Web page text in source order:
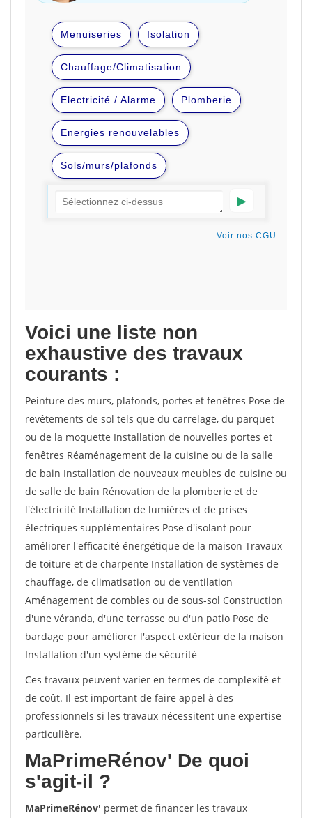
Voici une liste non
exhaustive des travaux
courants :
Peinture des murs, plafonds, portes et fenêtres Pose de
revêtements de sol tels que du carrelage, du parquet
ou de la moquette Installation de nouvelles portes et
fenêtres Réaménagement de la cuisine ou de la salle
de bain Installation de nouveaux meubles de cuisine ou
de salle de bain Rénovation de la plomberie et de
l'électricité Installation de lumières et de prises
électriques supplémentaires Pose d'isolant pour
améliorer l'efficacité énergétique de la maison Travaux
de toiture et de charpente Installation de systèmes de
chauffage, de climatisation ou de ventilation
Aménagement de combles ou de sous-sol Construction
d'une véranda, d'une terrasse ou d'un patio Pose de
bardage pour améliorer l'aspect extérieur de la maison
Installation d'un système de sécurité
Ces travaux peuvent varier en termes de complexité et
de coût. Il est important de faire appel à des
professionnels si les travaux nécessitent une expertise
particulière.
MaPrimeRénov' De quoi
s'agit-il ?
MaPrimeRénov' permet de financer les travaux